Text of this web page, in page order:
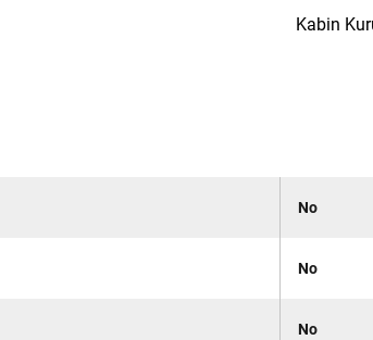
Kabin
No
No
No